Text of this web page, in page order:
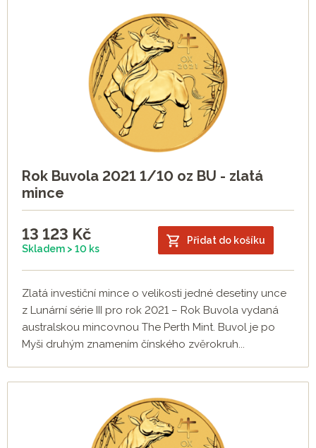
Rok Buvola 2021 1/10 oz BU - zlatá
mince
13 123 Kč
Skladem > 10 ks
Přidat do košíku
Zlatá investiční mince o velikosti jedné desetiny unce
z Lunární série III pro rok 2021 – Rok Buvola vydaná
australskou mincovnou The Perth Mint. Buvol je po
Myši druhým znamením čínského zvěrokruh...